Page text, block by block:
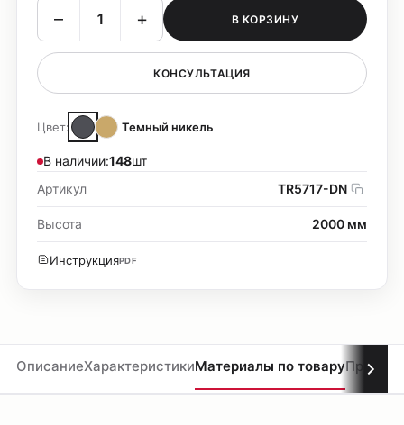
– + В КОРЗИНУ
КОНСУЛЬТАЦИЯ
Цвет: Темный никель
В наличии:148шт
Артикул
TR5717-DN
Высота 2000 мм
ИнструкцияPDF
ОписаниеХарактеристикиМатериалы по товару